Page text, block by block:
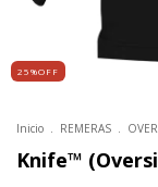
25%OFF
Inicio . REMERAS .
Knife™